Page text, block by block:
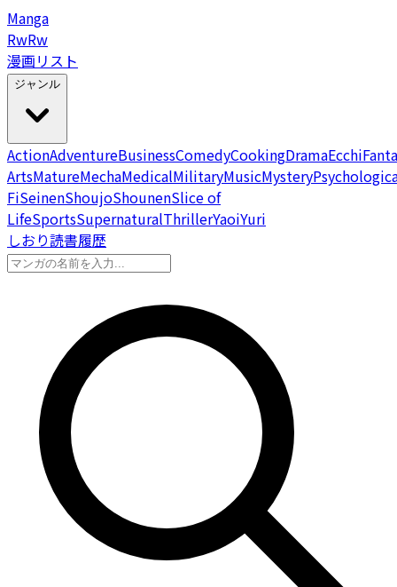
Manga
RwRw
漫画リスト
ジャンル
ActionAdventureBusinessComedyCookingDramaEcchi
ArtsMatureMechaMedicalMilitaryMusicMystery
FiSeinenShoujoShounenSlice of
LifeSportsSupernaturalThrillerYaoiYuri
しおり読書履歴